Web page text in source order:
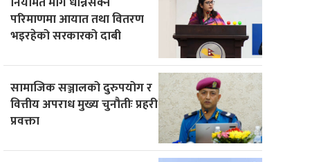
परिमाणमा आयात तथा वितरण
भइरहेको सरकारको दाबी
सामाजिक सञ्जालको दुरुपयोग र
वित्तीय अपराध मुख्य चुनौतीः प्रहरी
प्रवक्ता